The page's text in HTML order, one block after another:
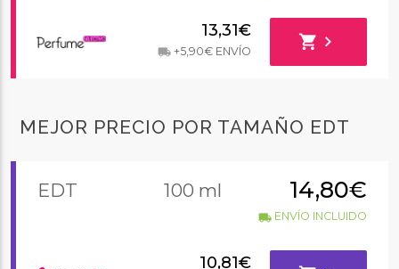
13,31€
local_shipping+5,90€ ENVÍO shopping_cart chevron_right
MEJOR PRECIO POR TAMAÑO EDT
EDT 100 ml 14,80€
local_shippingENVÍO INCLUIDO
10,81€